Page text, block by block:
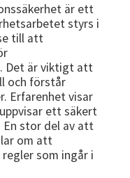
är ett
styrs i
till att
Det är viktigt att
och förstår
Erfarenhet visar
ett säkert
stor del av att
om att
som ingår i